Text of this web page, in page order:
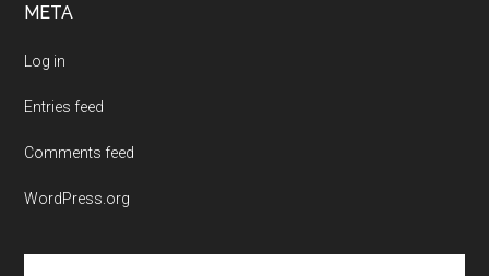
Footer
META
Log in
Entries feed
Comments feed
WordPress.org